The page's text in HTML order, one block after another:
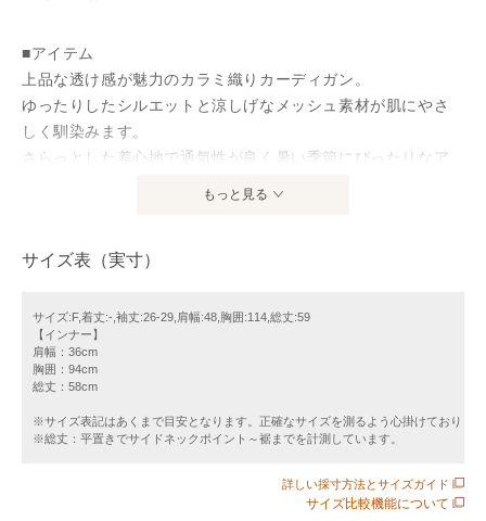
■アイテム
上品な透け感が魅力のカラミ織りカーディガン。
ゆったりしたシルエットと涼しげなメッシュ素材が肌にやさ
しく馴染みます。
さらっとした着心地で通気性が良く暑い季節にぴったりなア
単品でノースリーブワンピースの羽織りとして使うのもおす
《からみ織》
２本の縦糸を交差させながらその間に横糸を通すことで生地
に隙間をつくる技法。
織り方が複雑なためゆっくりとしか織ることしかできず１つ
１つ丁寧に編み込まれる技法は希少価値の高いものとなって
もっと見る
サイズ表（実寸）
サイズ:F,着丈:-,袖丈:26-29,肩幅:48,胸囲:114,総丈:59
【インナー】
肩幅：36cm
胸囲：94cm
総丈：58cm
※サイズ表記はあくまで目安となります。正確なサイズを測るよう心掛けておりま
※総丈：平置きでサイドネックポイント～裾までを計測しています。
詳しい採寸方法とサイズガイド
サイズ比較機能について